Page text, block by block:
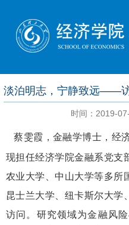
淡泊明志，宁静致远——
时间：2019-
蔡雯霞 ，金融学博士 ， 经
现担任经济学院金融系党支
农业大学、中山大学等多所
昆士兰大学、纽卡斯尔大学
访问。研究领域为金融风